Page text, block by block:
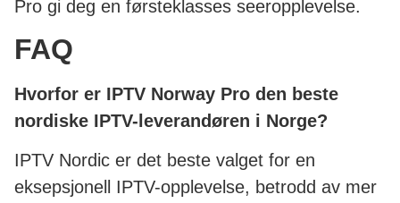
Pro gi deg en førsteklasses seeropplevelse.
FAQ
Hvorfor er IPTV Norway Pro den beste
nordiske IPTV-leverandøren i Norge?
IPTV Nordic er det beste valget for en
eksepsjonell IPTV-opplevelse, betrodd av mer